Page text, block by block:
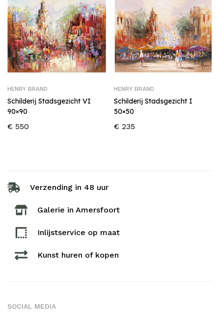
HENRY BRAND
Schilderij Stadsgezicht VI
90×90
€ 550
HENRY BRAND
Schilderij Stadsgezicht I
50×50
€ 235
Verzending in 48 uur
Galerie in Amersfoort
Inlijstservice op maat​
Kunst huren of kopen
SOCIAL MEDIA